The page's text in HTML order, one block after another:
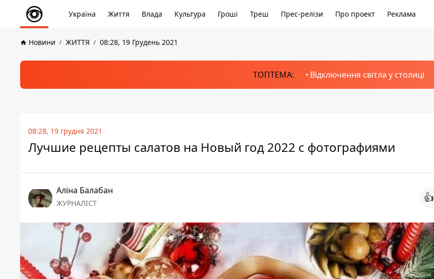
Україна Життя Влада Культура Гроші Треш Прес-релізи Про проект Реклама
Новини ЖИТТЯ 08:28, 19 Грудень 2021
ТОПТЕМА: Відключення світла у столиці
08:28, 19 грудня 2021
Лучшие рецепты салатов на Новый год 2022 с фотографиями
Аліна Балабан
ЖУРНАЛІСТ 👍